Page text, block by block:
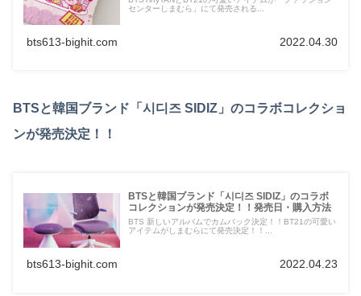
センターしまむら」にて発売される...
bts613-bighit.com 2022.04.30
BTSと韓国ブランド「시디즈 SIDIZ」のコラボコレクショ
ンが発売決定！！
BTSと韓国ブランド「시디즈 SIDIZ」のコラボ
コレクションが発売決定！！発売日・購入方法
BTS 新しいアルバムでカムバック決定！！BT21の可愛い
アイテムがしまむらにて発売決定！！...
bts613-bighit.com 2022.04.23